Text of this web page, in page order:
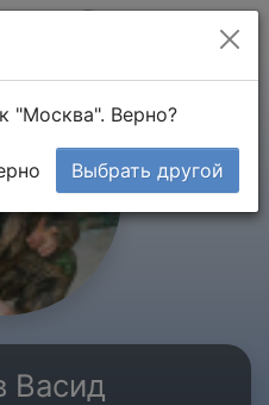
Васид
"Москва". Верно?
Выбрать другой